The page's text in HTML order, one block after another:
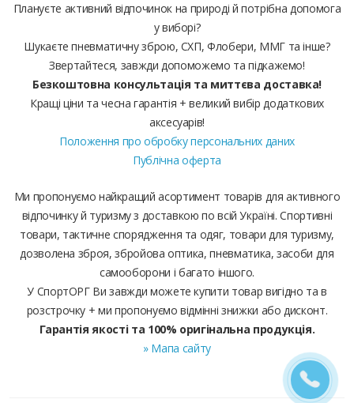
Плануєте активний відпочинок на природі й потрібна допомога
у виборі?
Шукаєте пневматичну зброю, СХП, Флобери, ММГ та інше?
Звертайтеся, завжди допоможемо та підкажемо!
Безкоштовна консультація та миттєва доставка!
Кращі ціни та чесна гарантія + великий вибір додаткових
аксесуарів!
Положення про обробку персональних даних
Публічна оферта
Ми пропонуємо найкращий асортимент товарів для активного
відпочинку й туризму з доставкою по всій Україні. Спортивні
товари, тактичне спорядження та одяг, товари для туризму,
дозволена зброя, збройова оптика, пневматика, засоби для
самооборони і багато іншого.
У СпортОРГ Ви завжди можете купити товар вигідно та в
розстрочку + ми пропонуємо відмінні знижки або дисконт.
Гарантія якості та 100% оригінальна продукція.
» Мапа сайту